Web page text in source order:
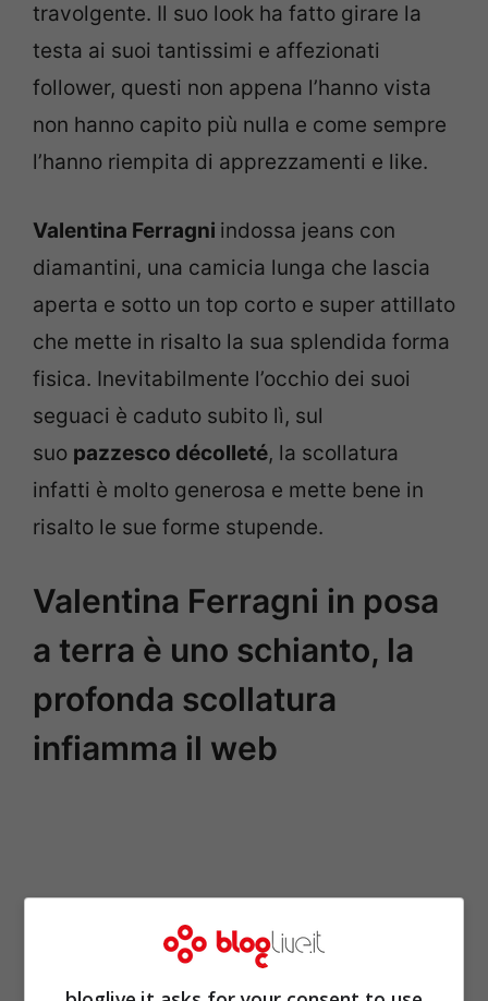
travolgente. Il suo look ha fatto girare la
testa ai suoi tantissimi e affezionati
follower, questi non appena l’hanno vista
non hanno capito più nulla e come sempre
l’hanno riempita di apprezzamenti e like.
Valentina Ferragni indossa jeans con
diamantini, una camicia lunga che lascia
aperta e sotto un top corto e super attillato
che mette in risalto la sua splendida forma
fisica. Inevitabilmente l’occhio dei suoi
seguaci è caduto subito lì, sul
suo pazzesco décolleté, la scollatura
infatti è molto generosa e mette bene in
risalto le sue forme stupende.
Valentina Ferragni in posa
a terra è uno schianto, la
profonda scollatura
infiamma il web